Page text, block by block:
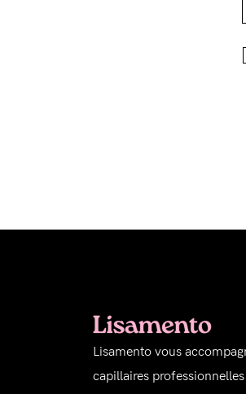
Lisamento vous
capillaires